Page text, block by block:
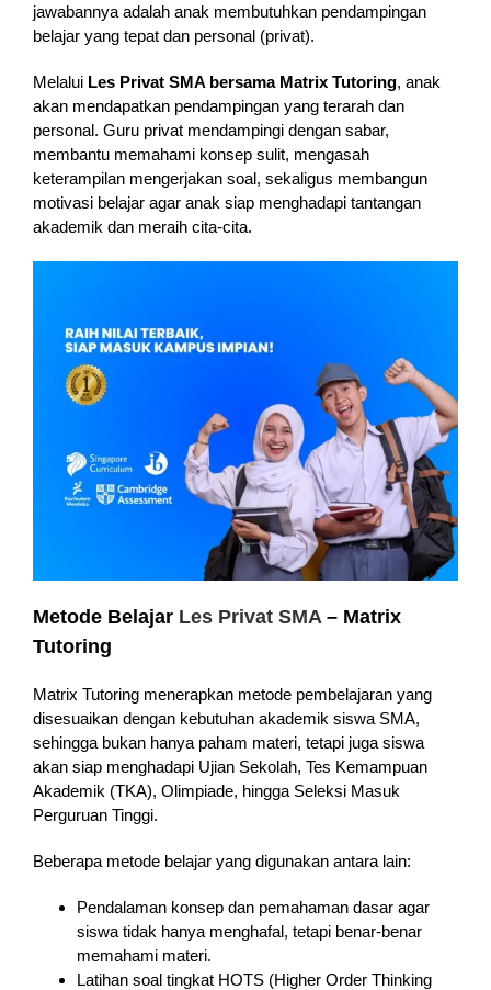
jawabannya adalah anak membutuhkan pendampingan
belajar yang tepat dan personal (privat).
Melalui Les Privat SMA bersama Matrix Tutoring, anak
akan mendapatkan pendampingan yang terarah dan
personal. Guru privat mendampingi dengan sabar,
membantu memahami konsep sulit, mengasah
keterampilan mengerjakan soal, sekaligus membangun
motivasi belajar agar anak siap menghadapi tantangan
akademik dan meraih cita-cita.
Metode Belajar Les Privat SMA– Matrix
Tutoring
Matrix Tutoring menerapkan metode pembelajaran yang
disesuaikan dengan kebutuhan akademik siswa SMA,
sehingga bukan hanya paham materi, tetapi juga siswa
akan siap menghadapi Ujian Sekolah, Tes Kemampuan
Akademik (TKA), Olimpiade, hingga Seleksi Masuk
Perguruan Tinggi.
Beberapa metode belajar yang digunakan antara lain:
Pendalaman konsep dan pemahaman dasar agar
siswa tidak hanya menghafal, tetapi benar-benar
memahami materi.
Latihan soal tingkat HOTS (Higher Order Thinking